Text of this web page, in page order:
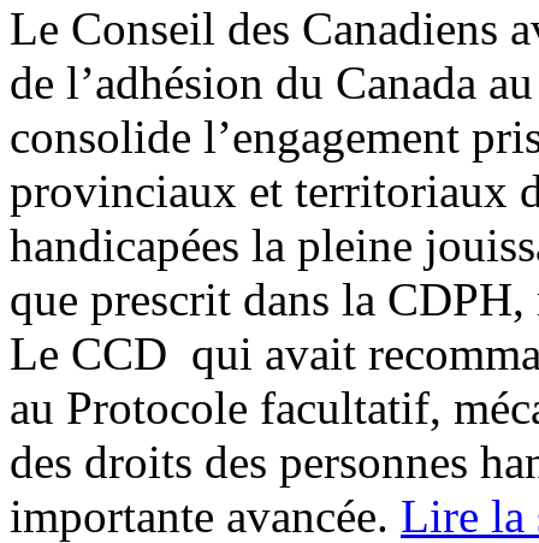
Le Conseil des Canadiens
de l’adhésion du Canada
consolide l’engagement
provinciaux et territoriaux
handicapées la pleine
que prescrit dans la
Le CCD qui avait
au Protocole facultatif,
des droits des personnes
importante avancée. Lire la